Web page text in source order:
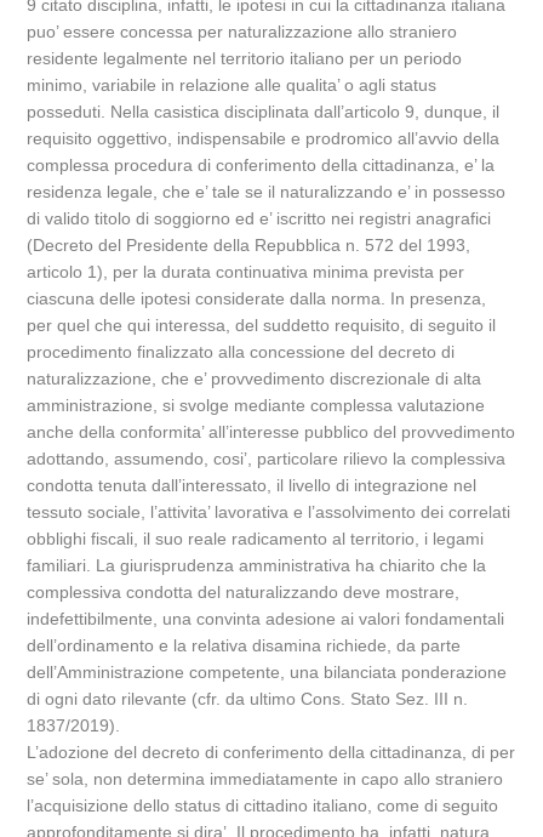
9 citato disciplina, infatti, le ipotesi in cui la cittadinanza italiana
puo’ essere concessa per naturalizzazione allo straniero
residente legalmente nel territorio italiano per un periodo
minimo, variabile in relazione alle qualita’ o agli status
posseduti. Nella casistica disciplinata dall’articolo 9, dunque, il
requisito oggettivo, indispensabile e prodromico all’avvio della
complessa procedura di conferimento della cittadinanza, e’ la
residenza legale, che e’ tale se il naturalizzando e’ in possesso
di valido titolo di soggiorno ed e’ iscritto nei registri anagrafici
(Decreto del Presidente della Repubblica n. 572 del 1993,
articolo 1), per la durata continuativa minima prevista per
ciascuna delle ipotesi considerate dalla norma. In presenza,
per quel che qui interessa, del suddetto requisito, di seguito il
procedimento finalizzato alla concessione del decreto di
naturalizzazione, che e’ provvedimento discrezionale di alta
amministrazione, si svolge mediante complessa valutazione
anche della conformita’ all’interesse pubblico del provvedimento
adottando, assumendo, cosi’, particolare rilievo la complessiva
condotta tenuta dall’interessato, il livello di integrazione nel
tessuto sociale, l’attivita’ lavorativa e l’assolvimento dei correlati
obblighi fiscali, il suo reale radicamento al territorio, i legami
familiari. La giurisprudenza amministrativa ha chiarito che la
complessiva condotta del naturalizzando deve mostrare,
indefettibilmente, una convinta adesione ai valori fondamentali
dell’ordinamento e la relativa disamina richiede, da parte
dell’Amministrazione competente, una bilanciata ponderazione
di ogni dato rilevante (cfr. da ultimo Cons. Stato Sez. III n.
1837/2019).
L’adozione del decreto di conferimento della cittadinanza, di per
se’ sola, non determina immediatamente in capo allo straniero
l’acquisizione dello status di cittadino italiano, come di seguito
approfonditamente si dira’. Il procedimento ha, infatti, natura